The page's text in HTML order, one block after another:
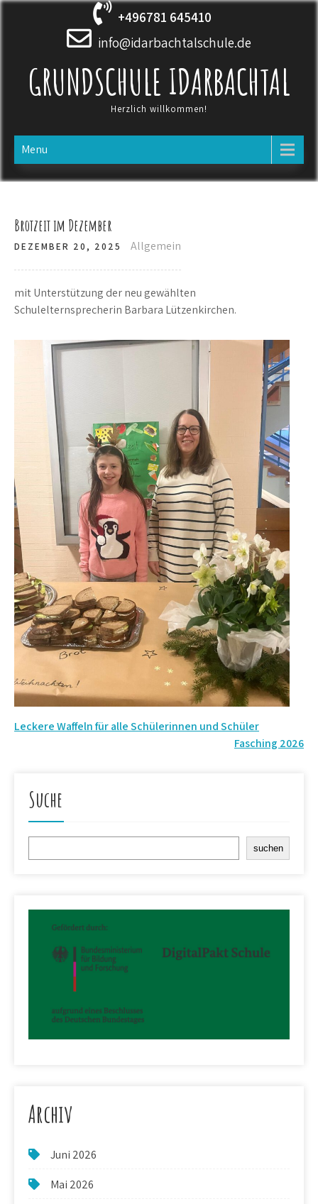
Skip
+496781 645410
info@idarbachtalschule.de
GRUNDSCHULE IDARBACHTAL
Herzlich willkommen!
Menu
Brotzeit im Dezember
DEZEMBER 20, 2025 Allgemein
mit Unterstützung der neu gewählten
Schulelternsprecherin Barbara Lützenkirchen.
Beitrags-
Leckere Waffeln für alle Schülerinnen und Schüler
Fasching 2026
Suche
suchen
Archiv
Juni 2026
Mai 2026